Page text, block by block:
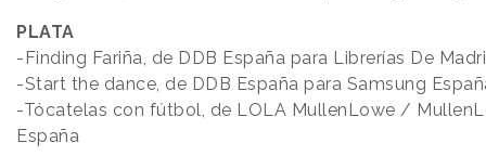
PLATA
-Finding Fariña, de DDB España para Librerías De
-Start the dance, de DDB España para Samsung
-Tócatelas con fútbol, de LOLA MullenLowe /
España